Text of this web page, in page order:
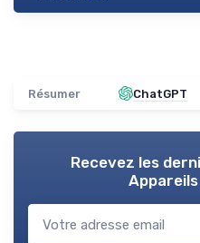
Résumer ChatGPT
Recevez les